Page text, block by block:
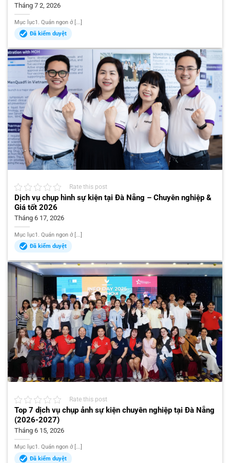
Tháng 7 2, 2026
Mục lục1. Quán ngon ở [...]
Đã kiểm duyệt
Rate this post
Dịch vụ chụp hình sự kiện tại Đà Nẵng – Chuyên nghiệp &
Giá tốt 2026
Tháng 6 17, 2026
Mục lục1. Quán ngon ở [...]
Đã kiểm duyệt
Rate this post
Top 7 dịch vụ chụp ảnh sự kiện chuyên nghiệp tại Đà Nẵng
(2026-2027)
Tháng 6 15, 2026
Mục lục1. Quán ngon ở [...]
Đã kiểm duyệt